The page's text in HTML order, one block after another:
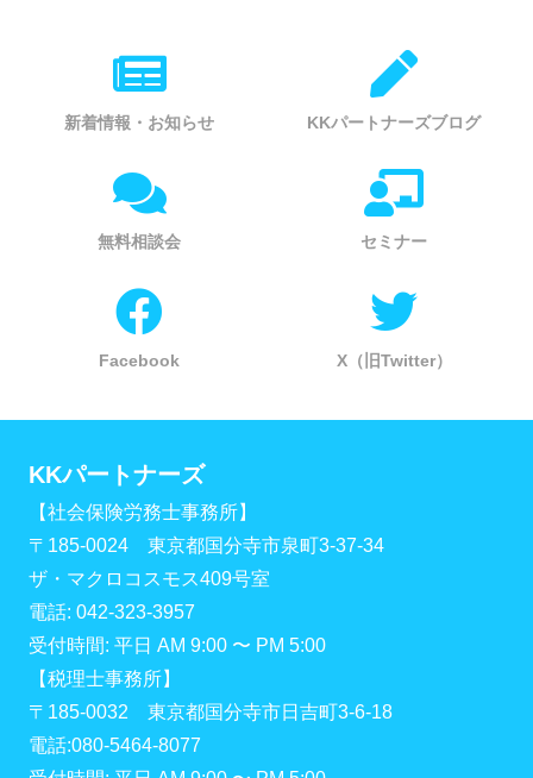
新着情報・お知らせ KKパートナーズブログ
無料相談会 セミナー
Facebook X（旧Twitter）
KKパートナーズ
【社会保険労務士事務所】
〒185-0024 東京都国分寺市泉町3-37-34
ザ・マクロコスモス409号室
電話: 042-323-3957
受付時間: 平日 AM 9:00 〜 PM 5:00
【税理士事務所】
〒185-0032 東京都国分寺市日吉町3-6-18
電話:080-5464-8077